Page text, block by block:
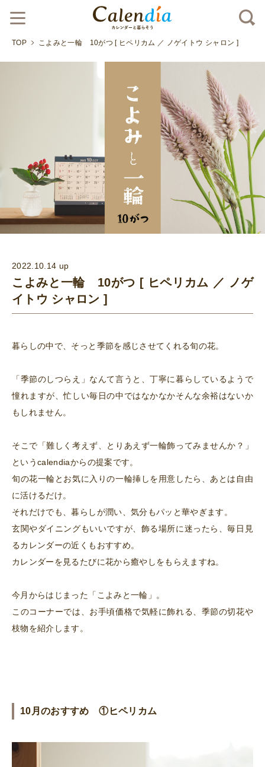
TOP こよみと一輪 10がつ [ ヒペリカム ／ ノゲイトウ シャロン ]
2022.10.14 up
こよみと一輪 10がつ [ ヒペリカム ／ ノゲ
イトウ シャロン ]
暮らしの中で、そっと季節を感じさせてくれる旬の花。
「季節のしつらえ」なんて言うと、丁寧に暮らしているようで
憧れますが、忙しい毎日の中ではなかなかそんな余裕はないか
もしれません。
そこで「難しく考えず、とりあえず一輪飾ってみませんか？」
というcalendiaからの提案です。
旬の花一輪とお気に入りの一輪挿しを用意したら、あとは自由
に活けるだけ。
それだけでも、暮らしが潤い、気分もパッと華やぎます。
玄関やダイニングもいいですが、飾る場所に迷ったら、毎日見
るカレンダーの近くもおすすめ。
カレンダーを見るたびに花から癒やしをもらえますね。
今月からはじまった「こよみと一輪」。
このコーナーでは、お手頃価格で気軽に飾れる、季節の切花や
枝物を紹介します。
10月のおすすめ ①ヒペリカム